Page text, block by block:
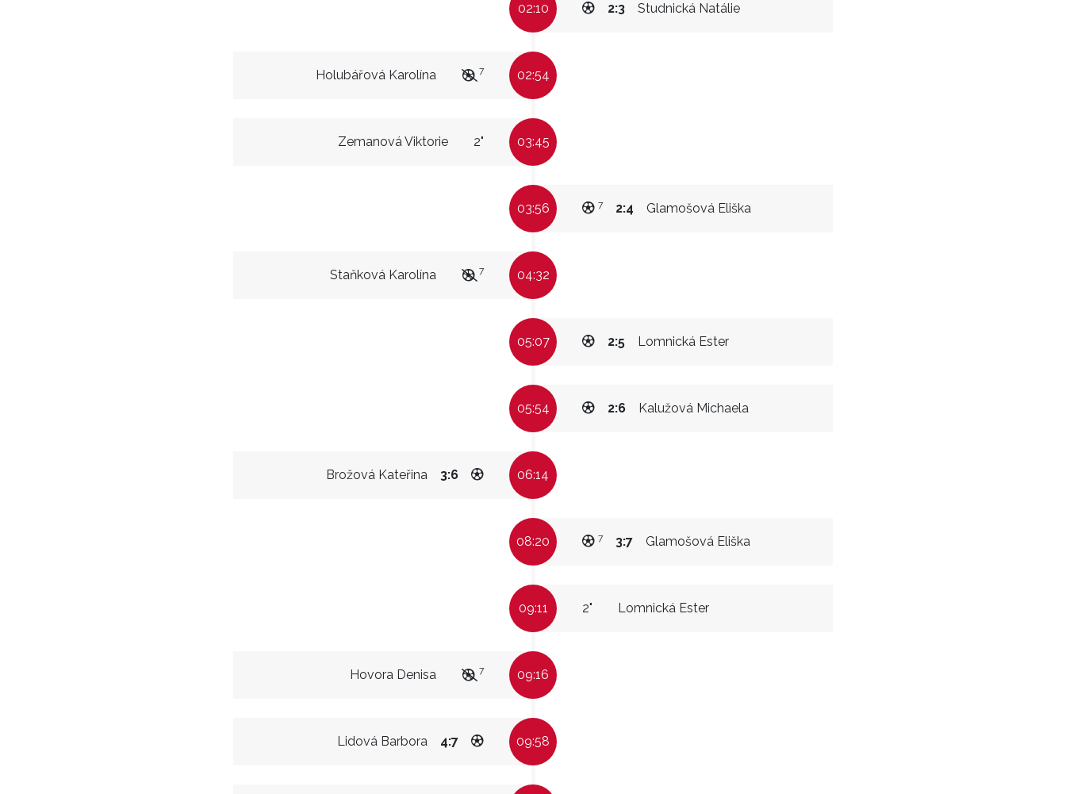
02:10 Studnická Natálie
2:3
Holubářová Karolína 7 02:54
Zemanová Viktorie 2" 03:45
03:56 Glamošová Eliška
2:4
7
Staňková Karolína 7 04:32
05:07 Lomnická Ester
2:5
05:54 Kalužová Michaela
2:6
Brožová Kateřina 3:6 06:14
08:20 Glamošová Eliška
3:7
7
09:11 Lomnická Ester
2"
Hovora Denisa 7 09:16
Lidová Barbora 4:7 09:58